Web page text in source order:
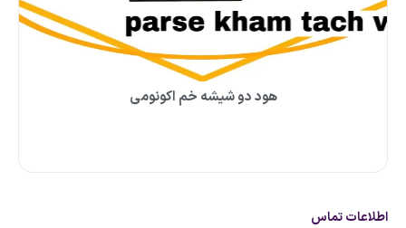
هود دو شیشه خم اکونومی
اطلاعات تماس